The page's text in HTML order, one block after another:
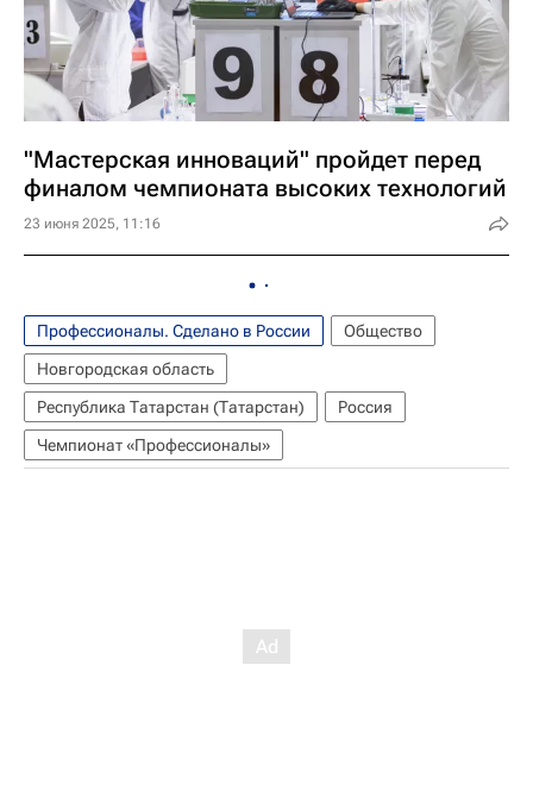
"Мастерская инноваций" пройдет перед
финалом чемпионата высоких технологий
23 июня 2025, 11:16
Профессионалы. Сделано в России
Общество
Новгородская область
Республика Татарстан (Татарстан)
Россия
Чемпионат «Профессионалы»